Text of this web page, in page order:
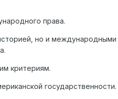
права.
но и
критериям.
государственности.